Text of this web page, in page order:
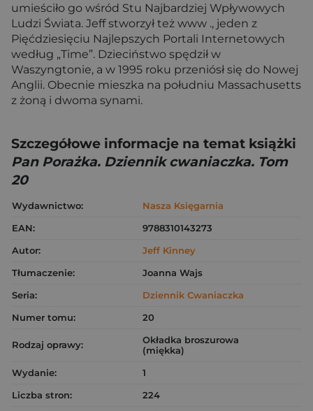
umieściło go wśród Stu Najbardziej Wpływowych
Ludzi Świata. Jeff stworzył też www ., jeden z
Pięćdziesięciu Najlepszych Portali Internetowych
według „Time”. Dzieciństwo spędził w
Waszyngtonie, a w 1995 roku przeniósł się do Nowej
Anglii. Obecnie mieszka na południu Massachusetts
z żoną i dwoma synami.
Szczegółowe informacje na temat książki
Pan Porażka. Dziennik cwaniaczka. Tom
20
Wydawnictwo:
Nasza Księgarnia
EAN:
9788310143273
Autor:
Jeff Kinney
Tłumaczenie:
Joanna Wajs
Seria:
Dziennik Cwaniaczka
Numer tomu:
20
Rodzaj oprawy:
Okładka broszurowa
(miękka)
Wydanie:
1
Liczba stron:
224